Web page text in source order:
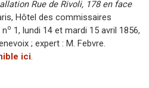
Rue de Rivoli, 178 en face
Hôtel des commissaires
no 1, lundi 14 et mardi 15 avril 1856,
; expert : M. Febvre.
ici